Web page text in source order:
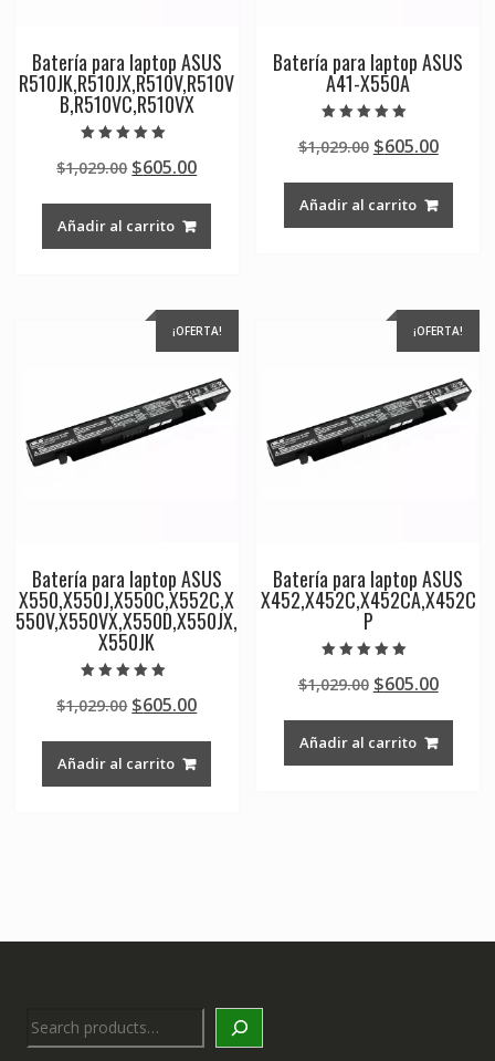
Batería para laptop ASUS
R510JK,R510JX,R510V,R510V
B,R510VC,R510VX
5.00
de 5
$1,029.00 Original
was:
$1,029.00.
$605.00Current
Añadir al carrito
Batería para laptop ASUS
A41-X550A
5.00
de 5
$1,029.00 Original
was:
$1,029.00.
$605.00
Añadir al carrito
¡OFERTA!
Batería para laptop ASUS
X550,X550J,X550C,X552C,X
550V,X550VX,X550D,X550JX,
X550JK
5.00
de 5
$1,029.00 Original
was:
$1,029.00.
$605.00Current
Añadir al carrito
¡OFERTA!
Batería para laptop ASUS
X452,X452C,X452CA,X452C
P
5.00
de 5
$1,029.00 Original
was:
$1,029.00.
$605.00
Añadir al carrito
Search